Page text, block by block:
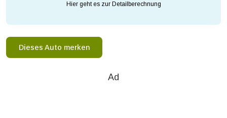
Hier geht es zur Detailberechnung
Dieses Auto merken
Ad